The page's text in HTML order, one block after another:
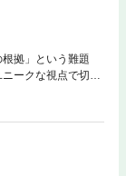
拠」という難題
ークな視点で切り